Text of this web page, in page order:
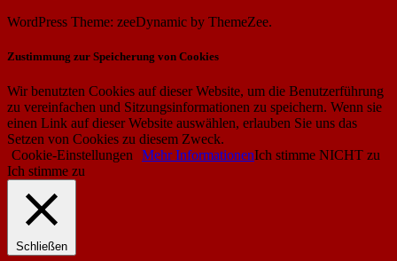
WordPress Theme: zeeDynamic by ThemeZee.
Zustimmung zur Speicherung von Cookies
Wir benutzten Cookies auf dieser Website, um die Benutzerführung
zu vereinfachen und Sitzungsinformationen zu speichern. Wenn sie
einen Link auf dieser Website auswählen, erlauben Sie uns das
Setzen von Cookies zu diesem Zweck.
Cookie-Einstellungen
Mehr InformationenIch stimme NICHT zu
Ich stimme zu
Schließen